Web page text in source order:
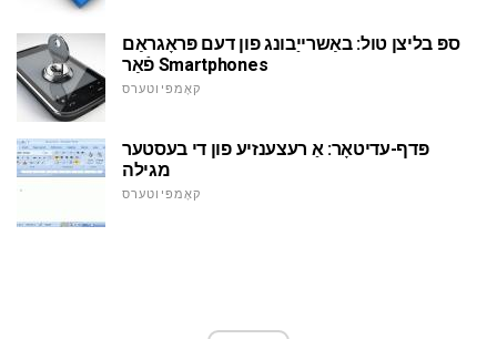
ספּ בליצן טול: באַשרייַבונג פון דעם פּראָגראַם
פֿאַר Smartphones
קאָמפּיוטערס
פּדף-עדיטאָר: אַ רעצענזיע פון די בעסטער
מגילה
קאָמפּיוטערס